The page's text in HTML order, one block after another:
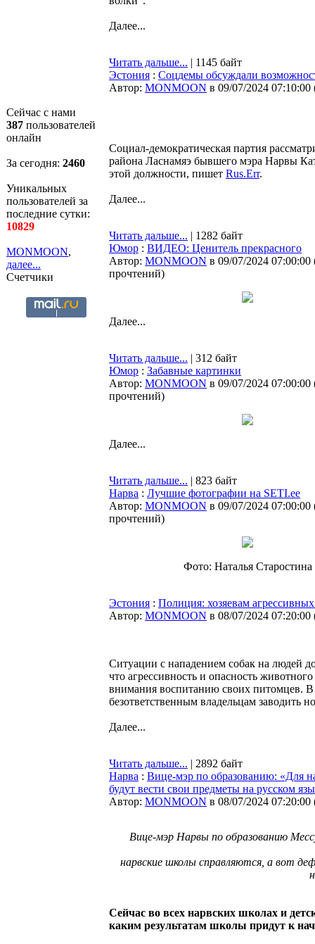
Сейчас с нами
387 пользователей
онлайн
За сегодня: 2460
Уникальных
пользователей за
последние сутки:
10829
MONMOON,
далее...
Счетчики
Далее...
Читать дальше... | 1145 байт
Эстония : Соцдемы обсуждали
Автор: MONMOON в 09/07/2024 07:10:00
Социал-демократическая партия
района Ласнамяэ бывшего мэра Нарвы
этой должности, пишет Rus.Err.
Далее...
Читать дальше... | 1282 байт
Юмор : ВИДЕО: Ценитель прекрасного
Автор: MONMOON в 09/07/2024 07:00:00
прочтений)
Далее...
Читать дальше... | 312 байт
Юмор : Забавные картинки
Автор: MONMOON в 09/07/2024 07:00:00
прочтений)
Далее...
Читать дальше... | 823 байт
Нарва : Лучшие фотографии на SETI.ee
Автор: MONMOON в 09/07/2024 07:00:00
прочтений)
Фото: Наталья Старостина
Эстония : Полиция: хозяевам
Автор: MONMOON в 08/07/2024 07:20:00
Ситуации с нападением собак на людей
что агрессивность и опасность
внимания воспитанию своих питомцев.
безответственным владельцам заводить
Далее...
Читать дальше... | 2892 байт
Нарва : Вице-мэр по образованию: «Для
будут вести свои предметы на русском
Автор: MONMOON в 08/07/2024 07:20:00
Вице-мэр Нарвы по образованию
нарвские школы справляются, а вот
Сейчас во всех нарвских школах и
каким результатам школы придут к